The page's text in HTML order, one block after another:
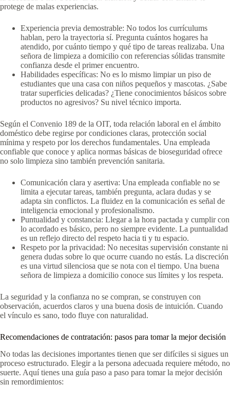
protege de malas experiencias.
Experiencia previa demostrable: No todos los currículums
hablan, pero la trayectoria sí. Pregunta cuántos hogares ha
atendido, por cuánto tiempo y qué tipo de tareas realizaba. Una
señora de limpieza a domicilio con referencias sólidas transmite
confianza desde el primer encuentro.
Habilidades específicas: No es lo mismo limpiar un piso de
estudiantes que una casa con niños pequeños y mascotas. ¿Sabe
tratar superficies delicadas? ¿Tiene conocimientos básicos sobre
productos no agresivos? Su nivel técnico importa.
Según el Convenio 189 de la OIT, toda relación laboral en el ámbito
doméstico debe regirse por condiciones claras, protección social
mínima y respeto por los derechos fundamentales. Una empleada
confiable que conoce y aplica normas básicas de bioseguridad ofrece
no solo limpieza sino también prevención sanitaria.
Comunicación clara y asertiva: Una empleada confiable no se
limita a ejecutar tareas, también pregunta, aclara dudas y se
adapta sin conflictos. La fluidez en la comunicación es señal de
inteligencia emocional y profesionalismo.
Puntualidad y constancia: Llegar a la hora pactada y cumplir con
lo acordado es básico, pero no siempre evidente. La puntualidad
es un reflejo directo del respeto hacia ti y tu espacio.
Respeto por la privacidad: No necesitas supervisión constante ni
genera dudas sobre lo que ocurre cuando no estás. La discreción
es una virtud silenciosa que se nota con el tiempo. Una buena
señora de limpieza a domicilio conoce sus límites y los respeta.
La seguridad y la confianza no se compran, se construyen con
observación, acuerdos claros y una buena dosis de intuición. Cuando
el vínculo es sano, todo fluye con naturalidad.
Recomendaciones de contratación: pasos para tomar la mejor decisión
No todas las decisiones importantes tienen que ser difíciles si sigues un
proceso estructurado. Elegir a la persona adecuada requiere método, no
suerte. Aquí tienes una guía paso a paso para tomar la mejor decisión
sin remordimientos: